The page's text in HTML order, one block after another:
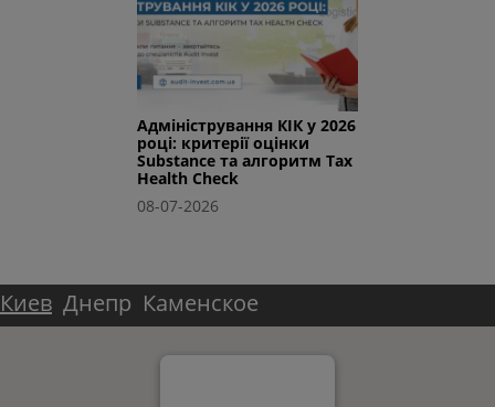
Адміністрування КІК у 2026
році: критерії оцінки
Substance та алгоритм Tax
Health Check
08-07-2026
Киев Днепр Каменское